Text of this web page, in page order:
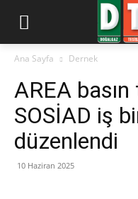
Ana Sayfa Dernek
AREA basın
SOSİAD iş
düzenlendi
10 Haziran 2025